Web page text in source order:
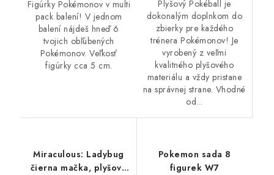
Figúrky Pokémonov v multi
pack balení! V jednom
balení nájdeš hneď 6
tvojich obľúbených
Pokémonov. Veľkosť
figúrky cca 5 cm.
Plyšový Pokéball je
dokonalým doplnkom do
zbierky pre každého
trénera Pokémonov! Je
vyrobený z veľmi
kvalitného plyšového
materiálu a vždy pristane
na správnej strane. Vhodné
od...
Miraculous: Ladybug
čierna mačka, plyšová
Pokemon sada 8
figurek W7